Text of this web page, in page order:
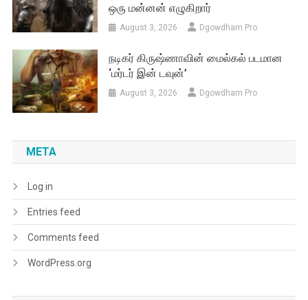
ஒரு மன்னன் எழுகிறார்
August 3, 2026 Dgowdham Pro
நடிகர் கிருஷ்ணாவின் மைல்கல் படமான
‘மர்டர் இன் டவுன்’
August 3, 2026 Dgowdham Pro
META
Log in
Entries feed
Comments feed
WordPress.org